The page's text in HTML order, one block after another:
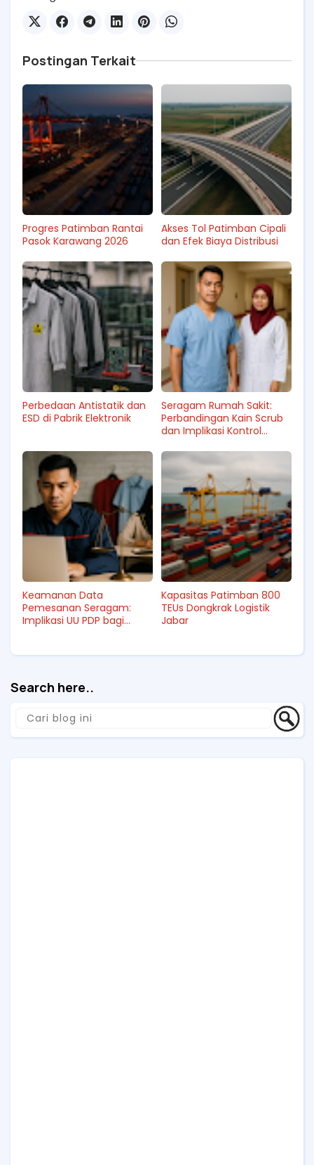
Postingan Terkait
Progres Patimban Rantai
Pasok Karawang 2026
Akses Tol Patimban Cipali
dan Efek Biaya Distribusi
Perbedaan Antistatik dan
ESD di Pabrik Elektronik
Seragam Rumah Sakit:
Perbandingan Kain Scrub
dan Implikasi Kontrol
Keamanan Data
Pemesanan Seragam:
Implikasi UU PDP bagi
Kapasitas Patimban 800
TEUs Dongkrak Logistik
Jabar
Search here..